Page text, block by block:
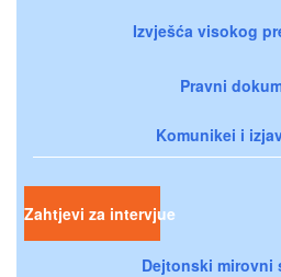
Izvješća visokog
Pravni
Komunikei i
Zahtjevi za intervjue
Dejtonski mirovni